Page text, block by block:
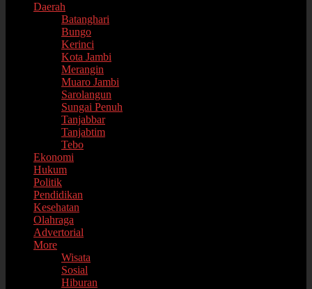
Daerah
Batanghari
Bungo
Kerinci
Kota Jambi
Merangin
Muaro Jambi
Sarolangun
Sungai Penuh
Tanjabbar
Tanjabtim
Tebo
Ekonomi
Hukum
Politik
Pendidikan
Kesehatan
Olahraga
Advertorial
More
Wisata
Sosial
Hiburan